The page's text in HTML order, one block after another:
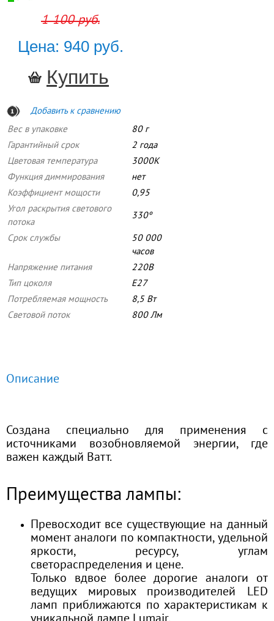
1 100 руб.
Цена: 940 руб.
Добавить к сравнению
Вес в упаковке
80 г
Гарантийный срок
2 года
Цветовая температура
3000К
Функция диммирования
нет
Коэффициент мощости
0,95
Угол раскрытия светового
потока
330º
Срок службы
50 000
часов
Напряжение питания
220В
Тип цоколя
E27
Потребляемая мощность
8,5 Вт
Световой поток
800 Лм
Описание
Создана специально для применения с
источниками возобновляемой энергии, где
важен каждый Ватт.
Преимущества лампы:
Превосходит все существующие на данный
момент аналоги по компактности, удельной
яркости, ресурсу, углам
светораспределения и цене.
Только вдвое более дорогие аналоги от
ведущих мировых производителей LED
ламп приближаются по характеристикам к